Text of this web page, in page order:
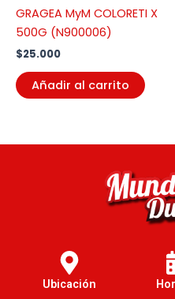
GRAGEA MyM COLORETI X
500G (N900006)
$25.000
Añadir al carrito
Ubicación